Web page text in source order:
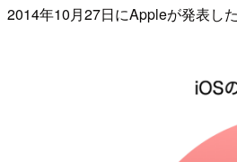
2014年10月27日にAppleが発表し